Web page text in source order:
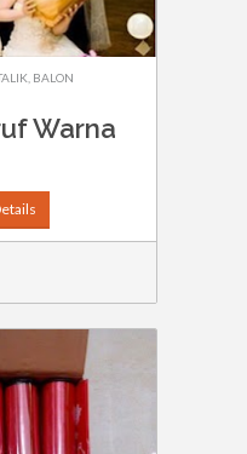
BALON
Warna